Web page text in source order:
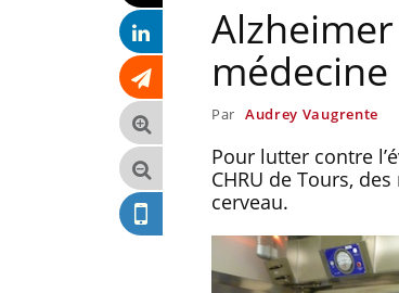
Par Audrey Vaugrente
Pour lutter contre
CHRU de Tours,
cerveau.